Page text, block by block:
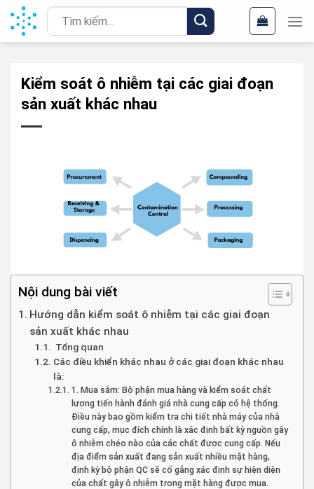
Chuyển
đến
nội
Tìm
kiếm:
Kiểm soát ô nhiễm tại các giai đoạn
sản xuất khác nhau
Nội dung bài viết
Hướng dẫn kiểm soát ô nhiễm tại các giai đoạn
sản xuất khác nhau
Tổng quan
Các điều khiển khác nhau ở các giai đoạn khác nhau
là:
1. Mua sắm: Bộ phận mua hàng và kiểm soát chất
lượng tiến hành đánh giá nhà cung cấp có hệ thống.
Điều này bao gồm kiểm tra chi tiết nhà máy của nhà
cung cấp, mục đích chính là xác định bất kỳ nguồn gây
ô nhiễm chéo nào của các chất được cung cấp. Nếu
địa điểm sản xuất đang sản xuất nhiều mặt hàng,
định kỳ bộ phận QC sẽ cố gắng xác định sự hiện diện
của chất gây ô nhiễm trong mặt hàng được mua.